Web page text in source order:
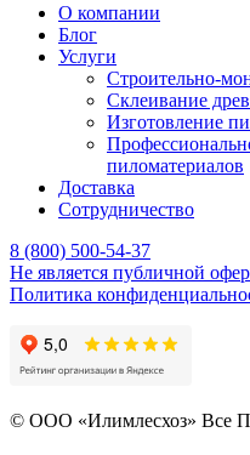
О компании
Блог
Услуги
Строительно-
Склеивание
Изготовление
пиломатериалов
Доставка
Сотрудничество
8 (800) 500-54-37
Не является публичной
Политика
© OOO «Илимлесхоз» Все